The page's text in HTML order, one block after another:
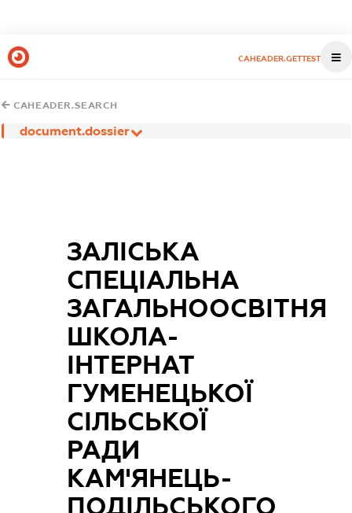
CAHEADER.GETTEST
CAHEADER.SEARCH
document.dossier
ЗАЛІСЬКА
СПЕЦІАЛЬНА
ЗАГАЛЬНООСВІТНЯ
ШКОЛА-
ІНТЕРНАТ
ГУМЕНЕЦЬКОЇ
СІЛЬСЬКОЇ
РАДИ
КАМ'ЯНЕЦЬ-
ПОДІЛЬСЬКОГО